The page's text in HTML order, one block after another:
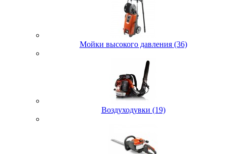
Мойки высокого давления (36)
Воздуходувки (19)